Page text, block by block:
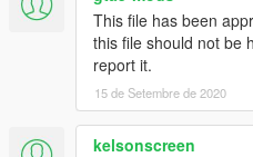
This file has been
this file should not be
report it.
15 de Setembre de 2020
kelsonscreen